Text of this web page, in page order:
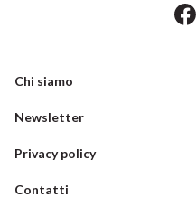
Chi siamo
Newsletter
Privacy policy
Contatti